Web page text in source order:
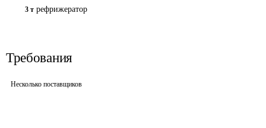
3 т рефрижератор
Требования
Несколько поставщиков